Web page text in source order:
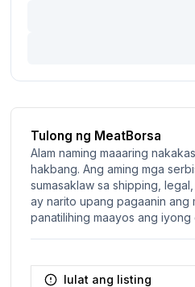
Tulong ng MeatBorsa
Alam naming maaaring
hakbang. Ang aming mga
sumasaklaw sa shipping,
ay narito upang pagaanin ang
panatilihing maayos ang iyong
Iulat ang listing